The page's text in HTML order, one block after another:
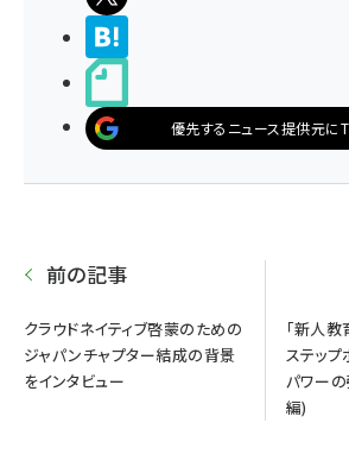
優先するニュース提供元に
前の記事
クラウドネイティブ啓蒙のための
ジャパンチャプター結成の背景
をインタビュー
「新人
ステップ
パワー
編)